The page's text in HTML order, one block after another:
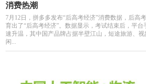
消费热潮
7月12日，拼多多发布“后高考经济”消费数据，后高
育出了“后高考经济”。数据显示，考试结束后，平
速升温，其中国产品牌占据半壁江山，短途旅游、
闲...